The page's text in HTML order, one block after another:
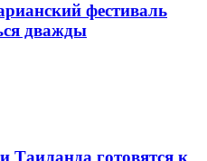
фестиваль
дважды
Таиланда готовятся к